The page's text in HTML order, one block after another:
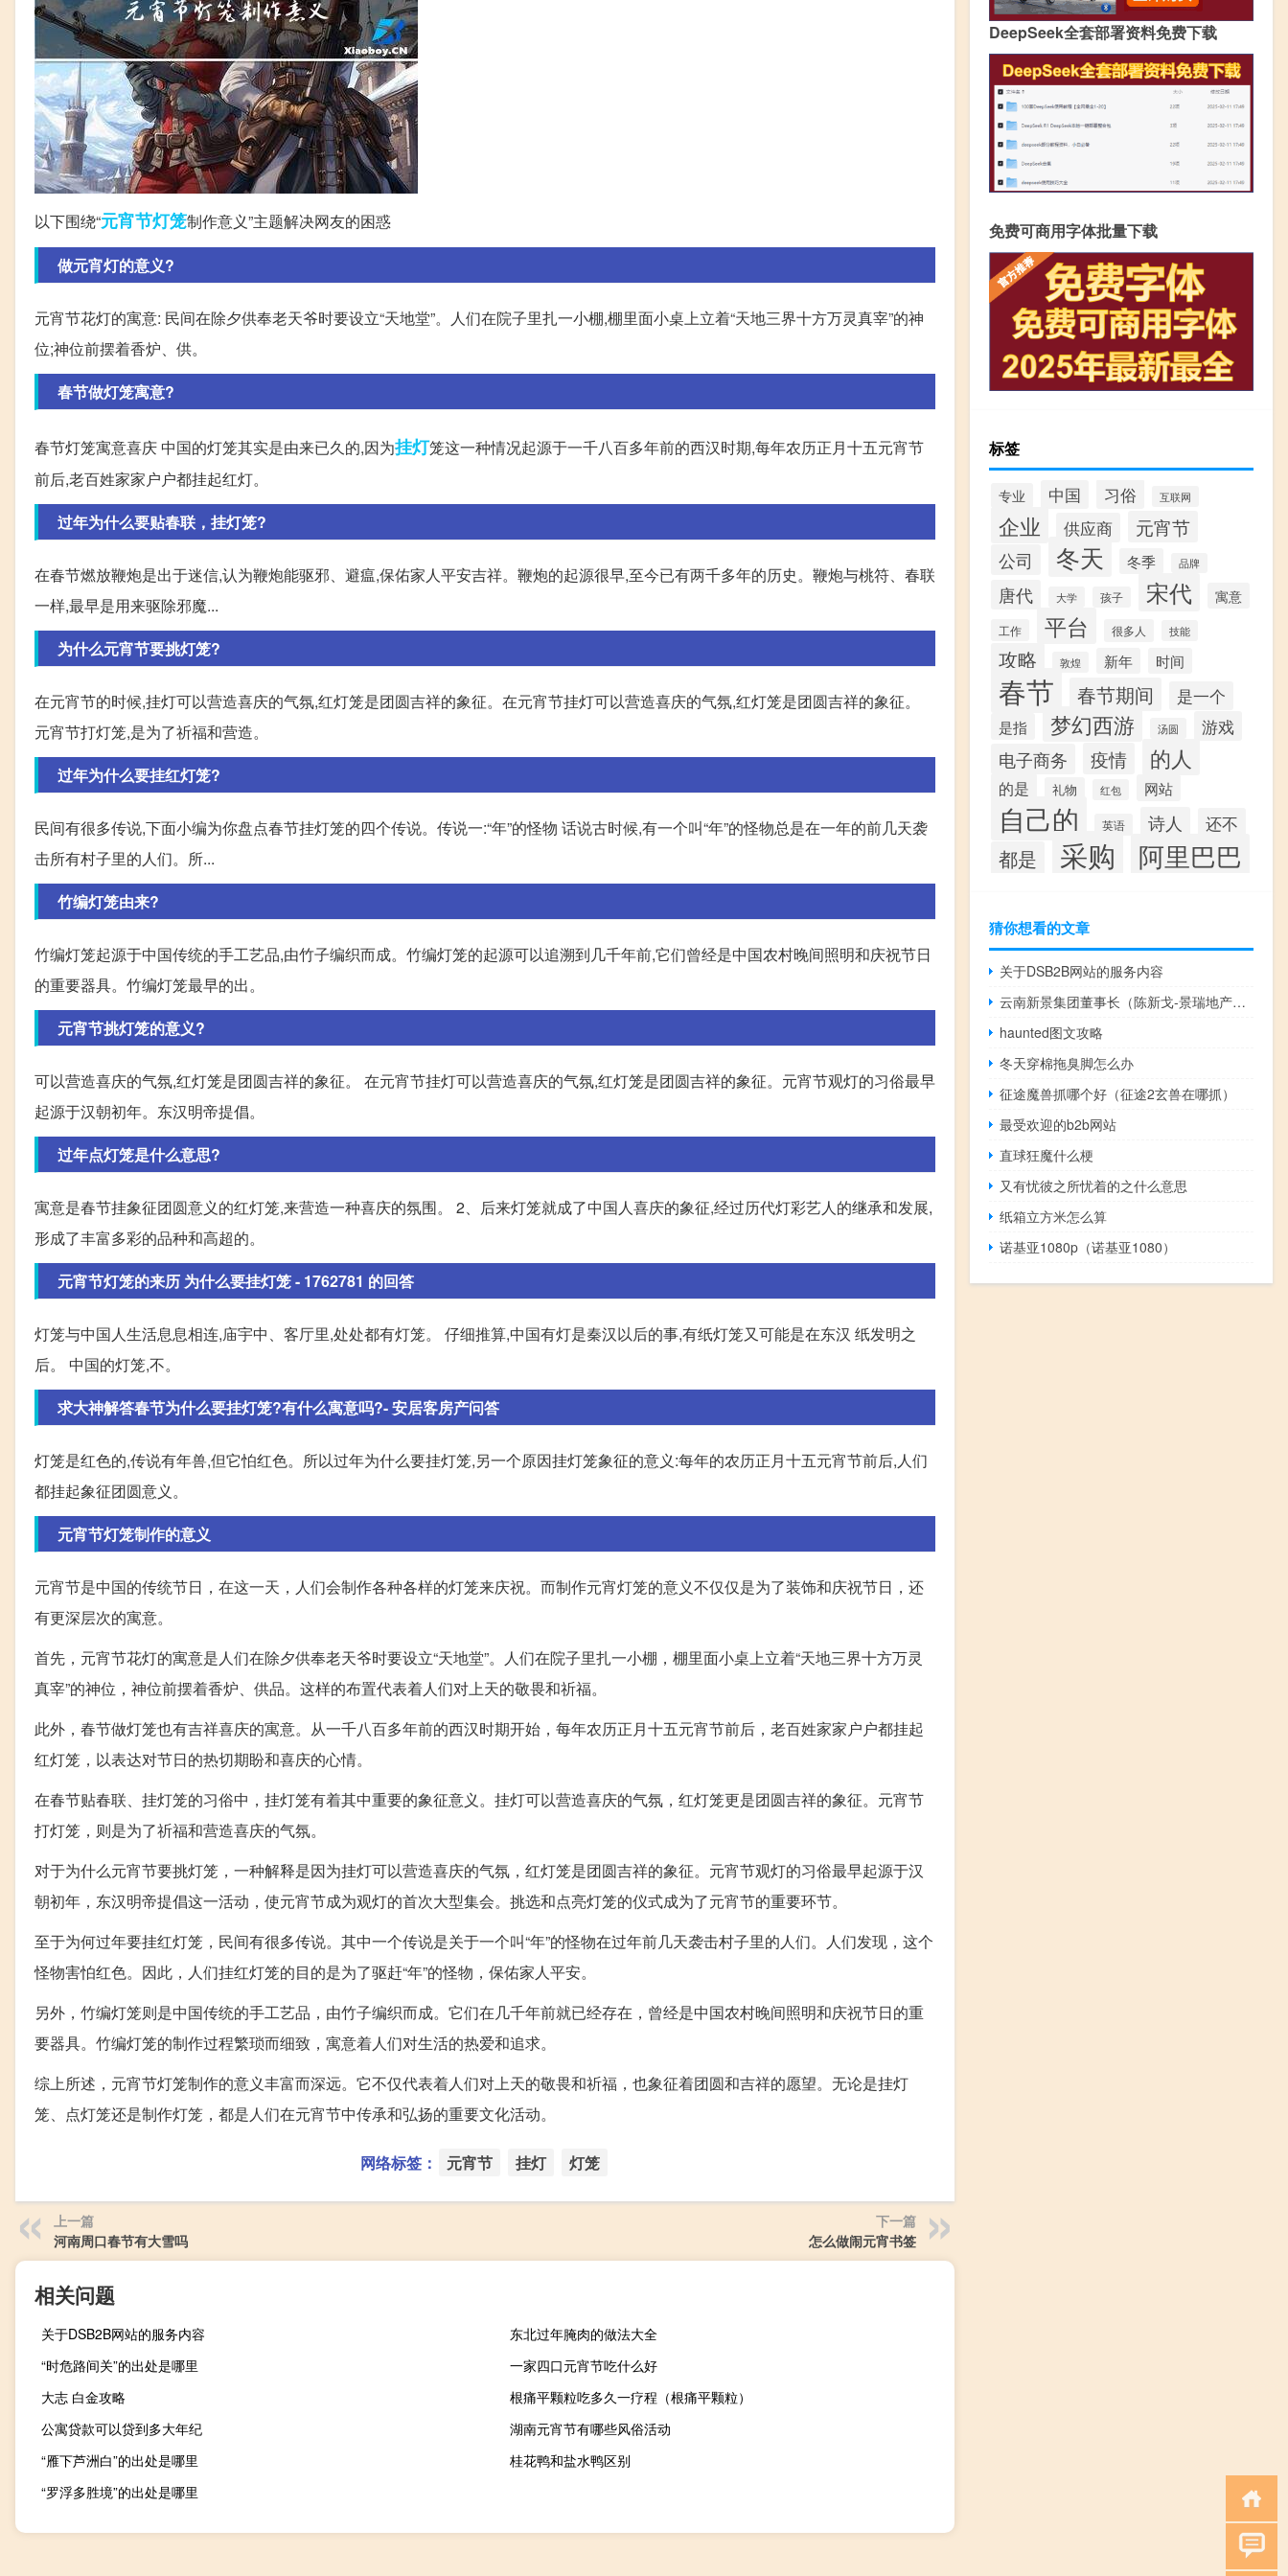
以下围绕“元宵节灯笼制作意义”主题解决网友的困惑
做元宵灯的意义?
元宵节花灯的寓意: 民间在除夕供奉老天爷时要设立“天地堂”。人们在院子里扎一小棚,棚里面小桌上立着“天地三界十方万灵真宰”的神
位;神位前摆着香炉、供。
春节做灯笼寓意?
春节灯笼寓意喜庆 中国的灯笼其实是由来已久的,因为挂灯笼这一种情况起源于一千八百多年前的西汉时期,每年农历正月十五元宵节
前后,老百姓家家户户都挂起红灯。
过年为什么要贴春联，挂灯笼?
在春节燃放鞭炮是出于迷信,认为鞭炮能驱邪、避瘟,保佑家人平安吉祥。鞭炮的起源很早,至今已有两千多年的历史。鞭炮与桃符、春联
一样,最早是用来驱除邪魔...
为什么元宵节要挑灯笼?
在元宵节的时候,挂灯可以营造喜庆的气氛,红灯笼是团圆吉祥的象征。在元宵节挂灯可以营造喜庆的气氛,红灯笼是团圆吉祥的象征。
元宵节打灯笼,是为了祈福和营造。
过年为什么要挂红灯笼?
民间有很多传说,下面小编为你盘点春节挂灯笼的四个传说。传说一:“年”的怪物 话说古时候,有一个叫“年”的怪物总是在一年的前几天袭
击所有村子里的人们。所...
竹编灯笼由来?
竹编灯笼起源于中国传统的手工艺品,由竹子编织而成。竹编灯笼的起源可以追溯到几千年前,它们曾经是中国农村晚间照明和庆祝节日
的重要器具。竹编灯笼最早的出。
元宵节挑灯笼的意义?
可以营造喜庆的气氛,红灯笼是团圆吉祥的象征。 在元宵节挂灯可以营造喜庆的气氛,红灯笼是团圆吉祥的象征。元宵节观灯的习俗最早
起源于汉朝初年。东汉明帝提倡。
过年点灯笼是什么意思?
寓意是春节挂象征团圆意义的红灯笼,来营造一种喜庆的氛围。 2、后来灯笼就成了中国人喜庆的象征,经过历代灯彩艺人的继承和发展,
形成了丰富多彩的品种和高超的。
元宵节灯笼的来历 为什么要挂灯笼 - 1762781 的回答
灯笼与中国人生活息息相连,庙宇中、客厅里,处处都有灯笼。 仔细推算,中国有灯是秦汉以后的事,有纸灯笼又可能是在东汉 纸发明之
后。 中国的灯笼,不。
求大神解答春节为什么要挂灯笼?有什么寓意吗?- 安居客房产问答
灯笼是红色的,传说有年兽,但它怕红色。所以过年为什么要挂灯笼,另一个原因挂灯笼象征的意义:每年的农历正月十五元宵节前后,人们
都挂起象征团圆意义。
元宵节灯笼制作的意义
元宵节是中国的传统节日，在这一天，人们会制作各种各样的灯笼来庆祝。而制作元宵灯笼的意义不仅仅是为了装饰和庆祝节日，还
有更深层次的寓意。
首先，元宵节花灯的寓意是人们在除夕供奉老天爷时要设立“天地堂”。人们在院子里扎一小棚，棚里面小桌上立着“天地三界十方万灵
真宰”的神位，神位前摆着香炉、供品。这样的布置代表着人们对上天的敬畏和祈福。
此外，春节做灯笼也有吉祥喜庆的寓意。从一千八百多年前的西汉时期开始，每年农历正月十五元宵节前后，老百姓家家户户都挂起
红灯笼，以表达对节日的热切期盼和喜庆的心情。
在春节贴春联、挂灯笼的习俗中，挂灯笼有着其中重要的象征意义。挂灯可以营造喜庆的气氛，红灯笼更是团圆吉祥的象征。元宵节
打灯笼，则是为了祈福和营造喜庆的气氛。
对于为什么元宵节要挑灯笼，一种解释是因为挂灯可以营造喜庆的气氛，红灯笼是团圆吉祥的象征。元宵节观灯的习俗最早起源于汉
朝初年，东汉明帝提倡这一活动，使元宵节成为观灯的首次大型集会。挑选和点亮灯笼的仪式成为了元宵节的重要环节。
至于为何过年要挂红灯笼，民间有很多传说。其中一个传说是关于一个叫“年”的怪物在过年前几天袭击村子里的人们。人们发现，这个
怪物害怕红色。因此，人们挂红灯笼的目的是为了驱赶“年”的怪物，保佑家人平安。
另外，竹编灯笼则是中国传统的手工艺品，由竹子编织而成。它们在几千年前就已经存在，曾经是中国农村晚间照明和庆祝节日的重
要器具。竹编灯笼的制作过程繁琐而细致，寓意着人们对生活的热爱和追求。
综上所述，元宵节灯笼制作的意义丰富而深远。它不仅代表着人们对上天的敬畏和祈福，也象征着团圆和吉祥的愿望。无论是挂灯
笼、点灯笼还是制作灯笼，都是人们在元宵节中传承和弘扬的重要文化活动。
网络标签： 元宵节 挂灯 灯笼
上一篇
河南周口春节有大雪吗
下一篇
怎么做闹元宵书签
相关问题
关于DSB2B网站的服务内容
东北过年腌肉的做法大全
“时危路间关”的出处是哪里
一家四口元宵节吃什么好
大志 白金攻略
根痛平颗粒吃多久一疗程（根痛平颗粒）
公寓贷款可以贷到多大年纪
湖南元宵节有哪些风俗活动
“雁下芦洲白”的出处是哪里
桂花鸭和盐水鸭区别
“罗浮多胜境”的出处是哪里
DeepSeek全套部署资料免费下载
免费可商用字体批量下载
标签
专业 中国 习俗 互联网
企业 供应商 元宵节
公司 冬天 冬季 品牌
唐代 大学 孩子 宋代 寓意
工作 平台 很多人 技能
攻略 敦煌 新年 时间
春节 春节期间 是一个
是指 梦幻西游 汤圆 游戏
电子商务 疫情 的人
的是 礼物 红包 网站
自己的 英语 诗人 还不
都是 采购 阿里巴巴
猜你想看的文章
关于DSB2B网站的服务内容
云南新景集团董事长（陈新戈-景瑞地产集团股份有限公司董事长介绍）
haunted图文攻略
冬天穿棉拖臭脚怎么办
征途魔兽抓哪个好（征途2玄兽在哪抓）
最受欢迎的b2b网站
直球狂魔什么梗
又有忧彼之所忧着的之什么意思
纸箱立方米怎么算
诺基亚1080p（诺基亚1080）